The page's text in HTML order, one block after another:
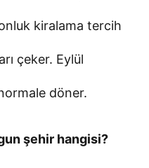
kiralama tercih
çeker. Eylül
döner.
şehir hangisi?